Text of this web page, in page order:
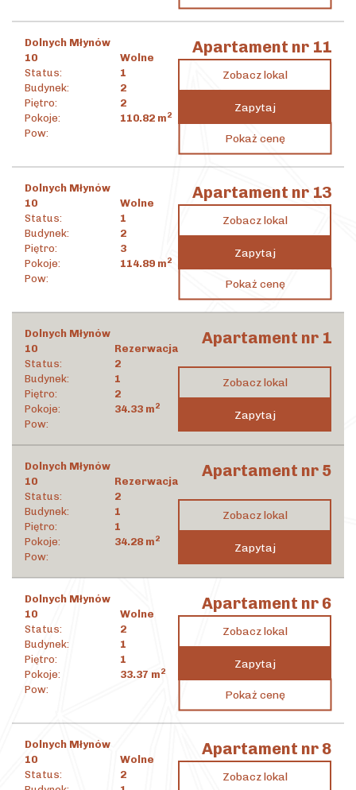
Dolnych Młynów
10
Status:
Budynek:
Piętro:
Pokoje:
Pow:
Wolne
1
2
2
110.82 m2
Apartament nr 11
Zobacz lokal
Zapytaj
42 369
Pokaż cenę
Dolnych Młynów
10
Status:
Budynek:
Piętro:
Pokoje:
Pow:
Wolne
1
2
3
114.89 m2
Apartament nr 13
Zobacz lokal
Zapytaj
40 199
Pokaż cenę
Dolnych Młynów
10
Status:
Budynek:
Piętro:
Pokoje:
Pow:
Rezerwacja
2
1
2
34.33 m2
Apartament nr 1
Zobacz lokal
Zapytaj
Dolnych Młynów
10
Status:
Budynek:
Piętro:
Pokoje:
Pow:
Rezerwacja
2
1
1
34.28 m2
Apartament nr 5
Zobacz lokal
Zapytaj
Dolnych Młynów
10
Status:
Budynek:
Piętro:
Pokoje:
Pow:
Wolne
2
1
1
33.37 m2
Apartament nr 6
Zobacz lokal
Zapytaj
39 386
Pokaż cenę
Dolnych Młynów
10
Status:
Wolne
2
Apartament nr 8
Zobacz lokal